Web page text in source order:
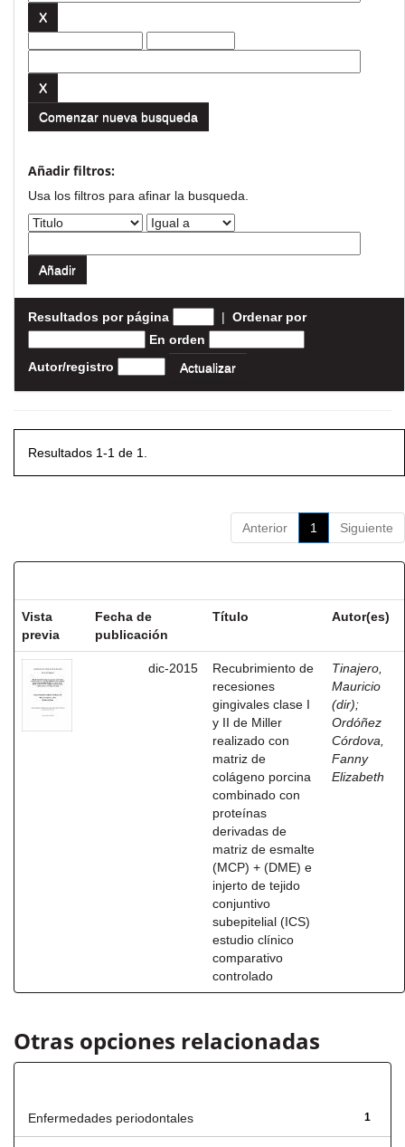
Comenzar nueva busqueda
Añadir filtros:
Usa los filtros para afinar la busqueda.
Resultados por página | Ordenar por
En orden
Autor/registro
Resultados 1-1 de 1.
Anterior 1 Siguiente
Vista
previa
Fecha de
publicación
Título Autor(es)
dic-2015
Recubrimiento de
recesiones
gingivales clase I
y II de Miller
realizado con
matriz de
colágeno porcina
combinado con
proteínas
derivadas de
matriz de esmalte
(MCP) + (DME) e
injerto de tejido
conjuntivo
subepitelial (ICS)
estudio clínico
comparativo
controlado
Tinajero,
Mauricio
(dir);
Ordóñez
Córdova,
Fanny
Elizabeth
Otras opciones relacionadas
1
Enfermedades periodontales